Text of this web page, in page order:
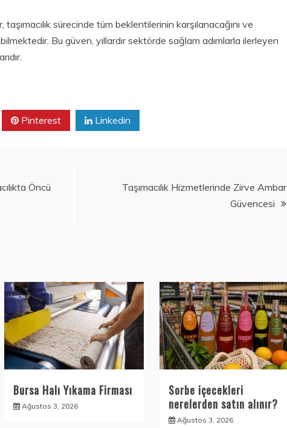
sürecinde tüm beklentilerinin karşılanacağını ve
bilmektedir. Bu güven, yıllardır sektörde sağlam adımlarla ilerleyen
Pinterest Linkedin
Öncü
Taşımacılık Hizmetlerinde Zirve Ambar
Güvencesi
Bursa Halı Yıkama Firması
Ağustos 3, 2026
Sorbe içecekleri
nerelerden satın alınır?
Ağustos 3, 2026